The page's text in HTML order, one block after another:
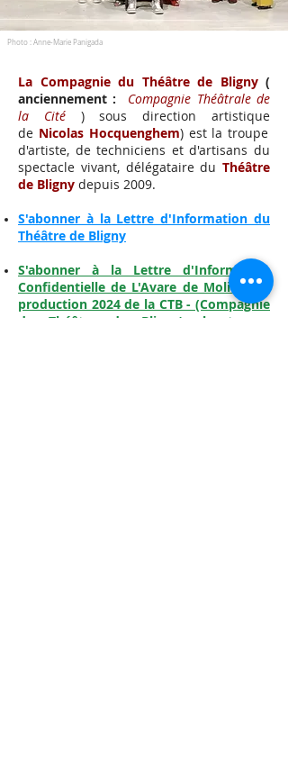
Photo : Anne-Marie Panigada
La Compagnie du Théâtre de Bligny (
anciennement :
Compagnie Théâtrale de
la Cité
) sous direction artistique
de Nicolas Hocquenghem) est la troupe
d'artiste, de techniciens et d'artisans du
spectacle vivant, délégataire du Théâtre
de Bligny depuis 2009.
S'abonner à la Lettre d'Information du
Théâtre de Bligny
S'abonner à la Lettre d'Information
Confidentielle de L'Avare de Molière, la
production 2024 de la CTB - (Compagnie
du Théâtre de Bligny), la troupe